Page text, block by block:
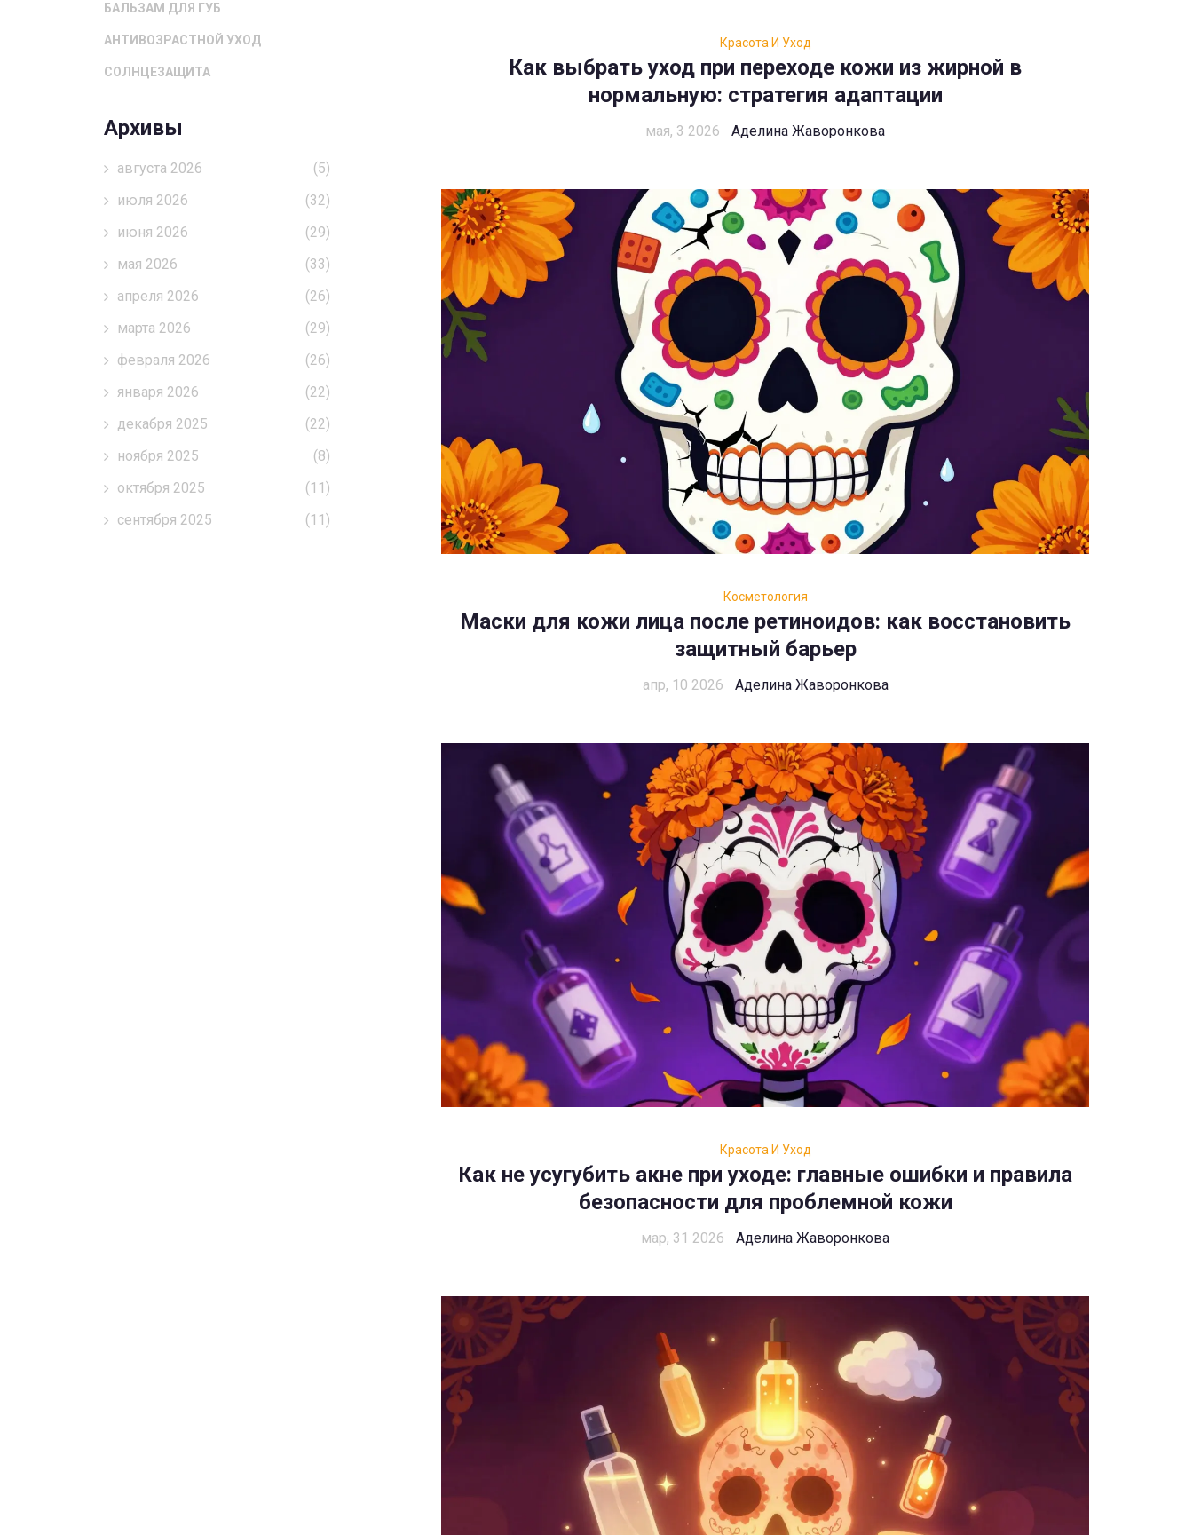
Красота И Уход
Как выбрать уход при переходе кожи из жирной в
нормальную: стратегия адаптации
мая, 3 2026 Аделина Жаворонкова
Косметология
Маски для кожи лица после ретиноидов: как восстановить
защитный барьер
апр, 10 2026 Аделина Жаворонкова
Красота И Уход
Как не усугубить акне при уходе: главные ошибки и правила
безопасности для проблемной кожи
мар, 31 2026 Аделина Жаворонкова
БАЛЬЗАМ ДЛЯ ГУБ
АНТИВОЗРАСТНОЙ УХОД
СОЛНЦЕЗАЩИТА
Архивы
августа 2026
(5)
июля 2026
(32)
июня 2026
(29)
мая 2026
(33)
апреля 2026
(26)
марта 2026
(29)
февраля 2026
(26)
января 2026
(22)
декабря 2025
(22)
ноября 2025
(8)
октября 2025
(11)
сентября 2025
(11)